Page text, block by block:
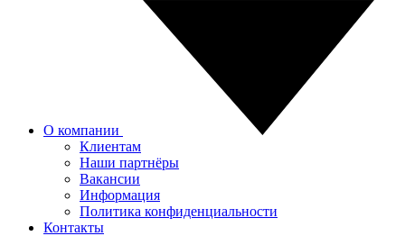
О компании
Клиентам
Наши партнёры
Вакансии
Информация
Политика конфиденциальности
Контакты